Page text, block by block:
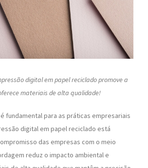
digital em papel reciclado promove a
materiais de alta qualidade!
fundamental para as práticas empresariais
digital em papel reciclado está
das empresas com o meio
reduz o impacto ambiental e